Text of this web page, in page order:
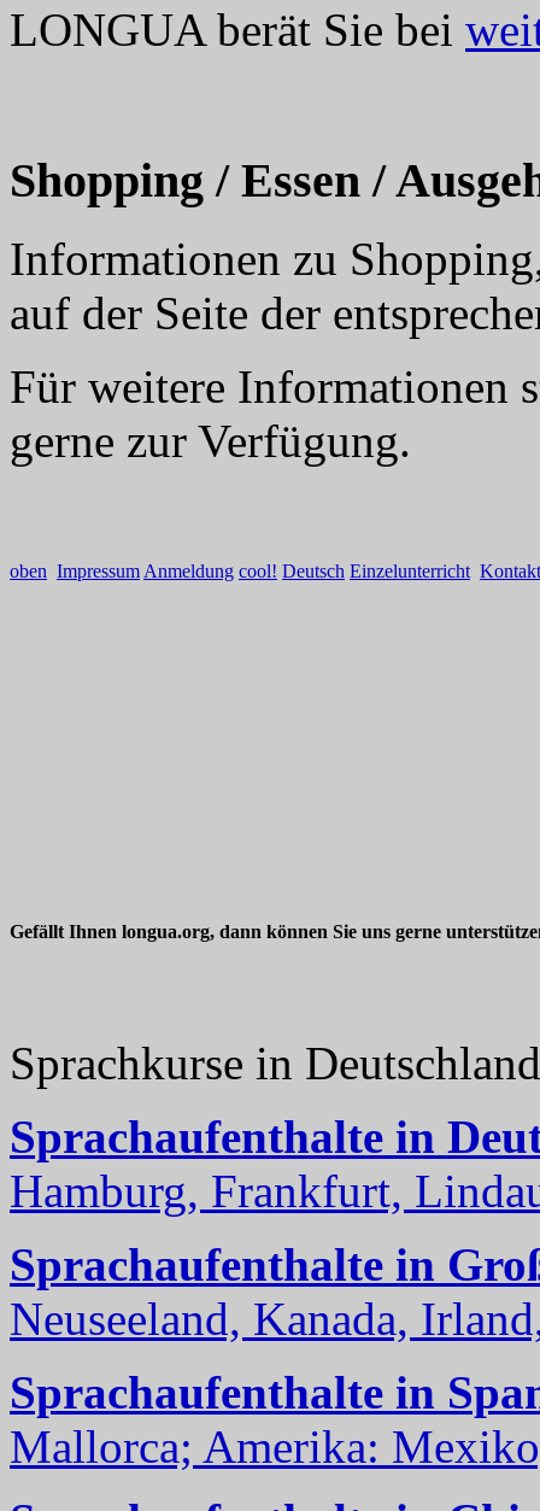
LONGUA berät Sie bei
Shopping / Essen /
Informationen zu
auf der Seite der
Für weitere Informationen
gerne zur Verfügung.
oben Impressum Anmeldung cool! Deutsch Einzelunterricht Kontakt
Gefällt Ihnen longua.org, dann können Sie uns gerne
Sprachkurse in
Sprachaufenthalte in
Hamburg, Frankfurt,
Sprachaufenthalte in
Neuseeland, Kanada,
Sprachaufenthalte in
Mallorca; Amerika: